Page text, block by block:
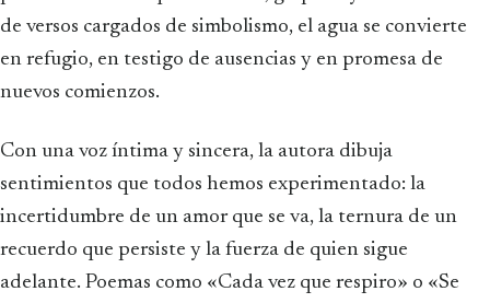
de versos cargados de simbolismo, el agua se convierte
en refugio, en testigo de ausencias y en promesa de
nuevos comienzos.
Con una voz íntima y sincera, la autora dibuja
sentimientos que todos hemos experimentado: la
incertidumbre de un amor que se va, la ternura de un
recuerdo que persiste y la fuerza de quien sigue
adelante. Poemas como «Cada vez que respiro» o «Se